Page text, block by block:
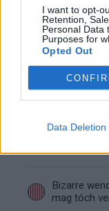
I want to opt-
Retention,
Personal Data
Purposes for
Opted Out
Data Deletion
Zo verliep
PSV
Ajax en
Joey
Bizarre
mag tóch